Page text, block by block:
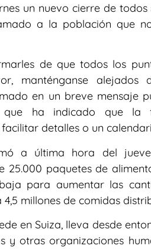
un nuevo cierre de
a la población que
de que todos los
manténganse
en un breve mensaje
que ha indicado que la
detalles o un
a última hora del
25.000 paquetes de
para aumentar las
millones de comidas
en Suiza, lleva desde
y otras organizaciones